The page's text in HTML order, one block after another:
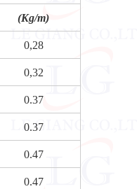
(Kg/m)
0,28
0,32
0.37
0.37
0.47
0.47